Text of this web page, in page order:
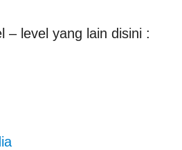
– level yang lain disini :